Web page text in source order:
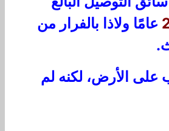
عامًا ولاذا بالفرار من
الأرض، لكنه لم